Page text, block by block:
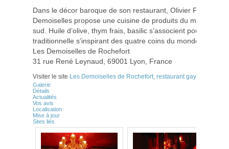
Dans le décor baroque de son restaurant, Olivier Fontaine,
Demoiselles propose une cuisine de produits du marché et
sud. Huile d’olive, thym frais, basilic s’associent pour créer
traditionnelle s’inspirant des quatre coins du monde.
Les Demoiselles de Rochefort
31 rue René Leynaud, 69001 Lyon, France
Visiter le site Les Demoiselles de Rochefort, restaurant gay-friendly –
Galerie
Détails
Actualités
Vos avis
Localisation
Mise à jour
Sites liés